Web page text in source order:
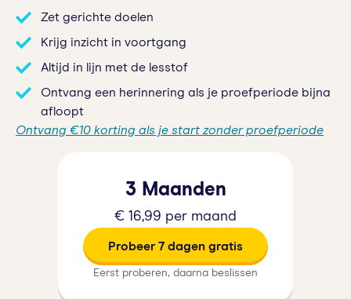
Zet gerichte doelen
Krijg inzicht in voortgang
Altijd in lijn met de lesstof
Ontvang een herinnering als je proefperiode bijna
afloopt
Ontvang €10 korting als je start zonder proefperiode
3 Maanden
€ 16,99 per maand
Probeer 7 dagen gratis
Eerst proberen, daarna beslissen